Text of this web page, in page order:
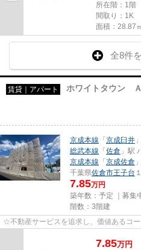
所在階：1階
間取り：1K
面積：28.87
全8件
賃貸｜アパート ホワイトタウン Ａ
京成本線 「 京成臼井
総武本線 「 佐倉 」駅
京成本線 「 京成佐倉
千葉県佐倉市王子台
7.85万円
築年数：予定 ｜募集
階数：3階建
☆不動産サービスを追求し、価値あるコ
7.85万円